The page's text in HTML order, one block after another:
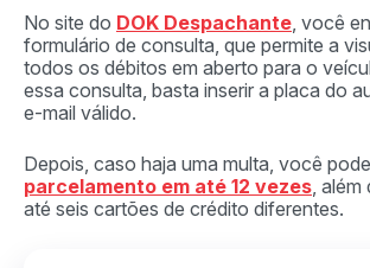
No site do DOK Despachante, você
formulário de consulta, que permite a
todos os débitos em aberto para o
essa consulta, basta inserir a placa do
e-mail válido.
Depois, caso haja uma multa, você
parcelamento em até 12 vezes, além
até seis cartões de crédito diferentes.